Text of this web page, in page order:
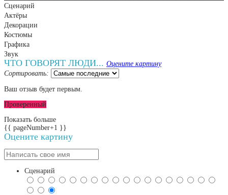
Сценарий
Актёры
Декорации
Костюмы
Графика
Звук
ЧТО ГОВОРЯТ ЛЮДИ... Оцените картину
Сортировать:
Ваш отзыв будет первым.
Проверенный
Показать больше
{{ pageNumber+1 }}
Оцените картину
Сценарий